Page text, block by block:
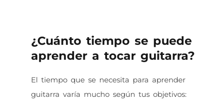
¿Cuánto tiempo se puede
aprender a tocar guitarra?
El tiempo que se necesita para aprender
guitarra varía mucho según tus objetivos: